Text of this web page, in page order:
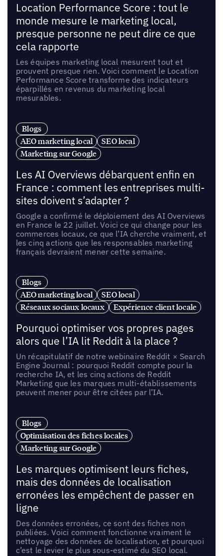
Location Performance Score : tout le
monde mesure le marketing local,
presque personne ne peut dire ce que
cela rapporte
Les équipes marketing local mesurent tout et
prouvent presque rien. Voici comment le Location
Performance Score transforme des indicateurs
éparpillés en revenus du marketing local
mesurables.
Blogs
AEO marketing local
SEO local
Marketing sur Google
Les AI Overviews débarquent enfin en
France : comment les entreprises multi-
sites doivent s’adapter ?
Google a confirmé le déploiement des AI Overviews
en France le 22 juillet. Voici ce qui change pour les
commerces locaux, ce que l’IA cherche vraiment, et
les cinq actions que les responsables marketing
français devraient mener cette semaine.
Blogs
AEO marketing local
SEO local
Réseaux sociaux locaux
Expérience client locale
Pourquoi optimiser vos propres pages
alors que l’IA lit Reddit à la place ?
Un récapitulatif de notre webinaire Reddit × Search
Engine Journal : pourquoi Reddit compte pour la
recherche IA, et les cinq actions de Reddit
Marketing que les marques multi-établissements
peuvent mener pour être citées par l’IA.
Blogs
Optimisation des fiches locales
Marketing sur Google
Les marques optimisent leurs fiches,
mais des données de localisation
erronées les empêchent de passer en
ligne
Des données erronées, ce sont des fiches non
publiées. Voici comment fonctionne vraiment le
nettoyage des données de localisation, et pourquoi
c’est le levier le plus sous-estimé du SEO local.